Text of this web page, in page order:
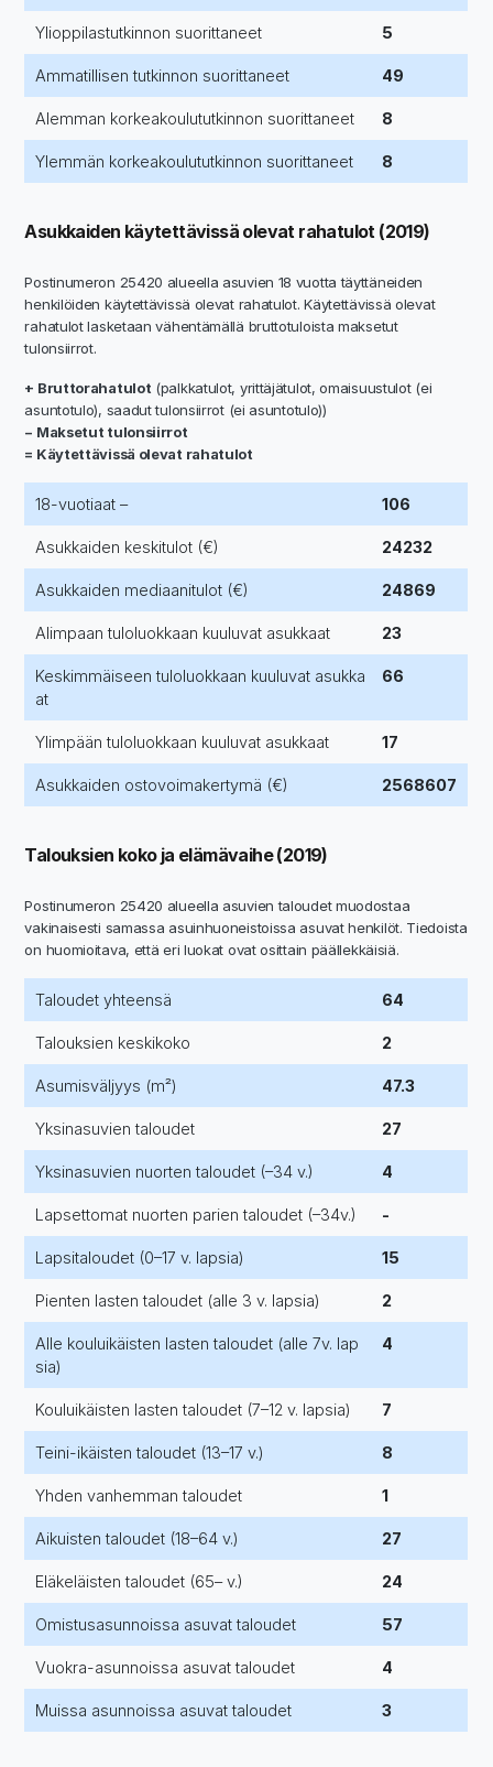
Ylioppilastutkinnon suorittaneet 5
Ammatillisen tutkinnon suorittaneet 49
Alemman korkeakoulututkinnon suorittaneet 8
Ylemmän korkeakoulututkinnon suorittaneet 8
Asukkaiden käytettävissä olevat rahatulot (2019)
Postinumeron 25420 alueella asuvien 18 vuotta täyttäneiden
henkilöiden käytettävissä olevat rahatulot. Käytettävissä olevat
rahatulot lasketaan vähentämällä bruttotuloista maksetut
tulonsiirrot.
+ Bruttorahatulot (palkkatulot, yrittäjätulot, omaisuustulot (ei
asuntotulo), saadut tulonsiirrot (ei asuntotulo))
− Maksetut tulonsiirrot
= Käytettävissä olevat rahatulot
18-vuotiaat – 106
Asukkaiden keskitulot (€) 24232
Asukkaiden mediaanitulot (€) 24869
Alimpaan tuloluokkaan kuuluvat asukkaat 23
Keskimmäiseen tuloluokkaan kuuluvat asukka
at
66
Ylimpään tuloluokkaan kuuluvat asukkaat 17
Asukkaiden ostovoimakertymä (€) 2568607
Talouksien koko ja elämävaihe (2019)
Postinumeron 25420 alueella asuvien taloudet muodostaa
vakinaisesti samassa asuinhuoneistoissa asuvat henkilöt. Tiedoista
on huomioitava, että eri luokat ovat osittain päällekkäisiä.
Taloudet yhteensä 64
Talouksien keskikoko 2
Asumisväljyys (m²) 47.3
Yksinasuvien taloudet 27
Yksinasuvien nuorten taloudet (–34 v.) 4
Lapsettomat nuorten parien taloudet (–34v.) -
Lapsitaloudet (0–17 v. lapsia) 15
Pienten lasten taloudet (alle 3 v. lapsia) 2
Alle kouluikäisten lasten taloudet (alle 7v. lap
sia)
4
Kouluikäisten lasten taloudet (7–12 v. lapsia) 7
Teini-ikäisten taloudet (13–17 v.) 8
Yhden vanhemman taloudet 1
Aikuisten taloudet (18–64 v.) 27
Eläkeläisten taloudet (65– v.) 24
Omistusasunnoissa asuvat taloudet 57
Vuokra-asunnoissa asuvat taloudet 4
Muissa asunnoissa asuvat taloudet 3